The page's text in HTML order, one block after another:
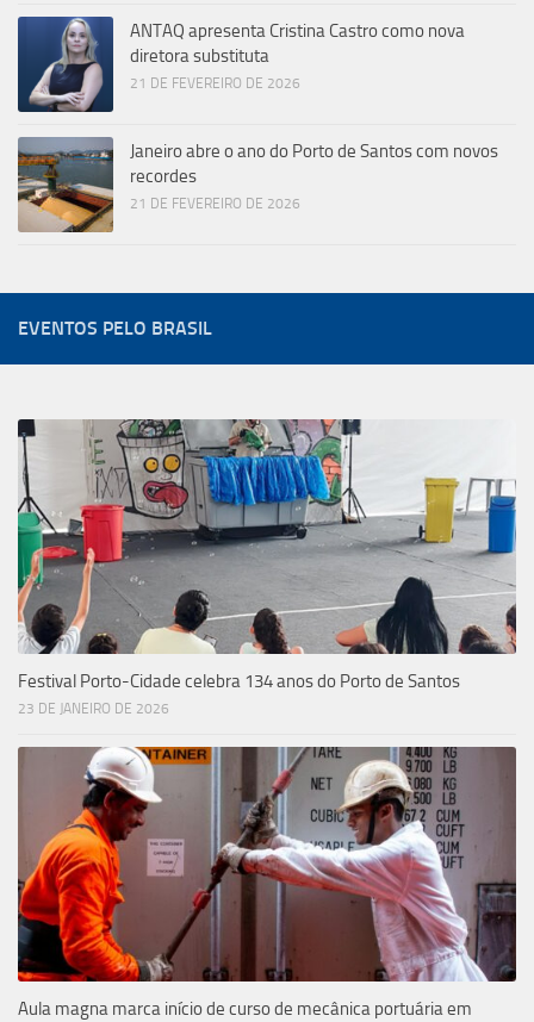
ANTAQ apresenta Cristina Castro como nova
diretora substituta
21 DE FEVEREIRO DE 2026
Janeiro abre o ano do Porto de Santos com novos
recordes
21 DE FEVEREIRO DE 2026
EVENTOS PELO BRASIL
Festival Porto-Cidade celebra 134 anos do Porto de Santos
23 DE JANEIRO DE 2026
Aula magna marca início de curso de mecânica portuária em